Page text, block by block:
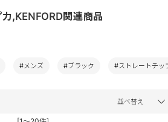
,KENFORD関連商品
#メンズ #ブラック #ストレートチッ
並べ替え